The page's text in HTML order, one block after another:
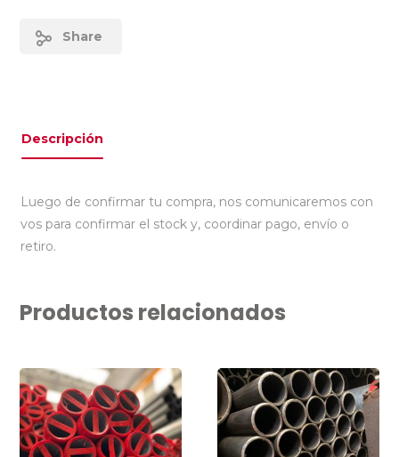
Share
Descripción
Luego de confirmar tu compra, nos comunicaremos con
vos para confirmar el stock y, coordinar pago, envío o
retiro.
Productos relacionados